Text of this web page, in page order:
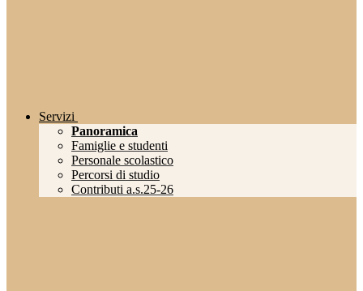
Servizi
Panoramica
Famiglie e studenti
Personale scolastico
Percorsi di studio
Contributi a.s.25-26